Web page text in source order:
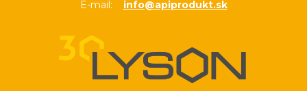
E-mail: info@apiprodukt.sk